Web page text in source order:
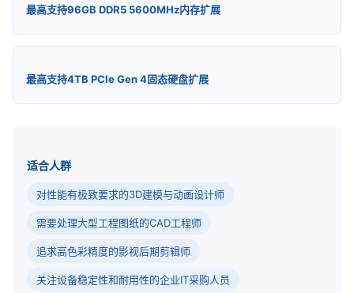
最高支持96GB DDR5 5600MHz内存扩展
最高支持4TB PCIe Gen 4固态硬盘扩展
适合人群
对性能有极致要求的3D建模与动画设计师
需要处理大型工程图纸的CAD工程师
追求高色彩精度的影视后期剪辑师
关注设备稳定性和耐用性的企业IT采购人员